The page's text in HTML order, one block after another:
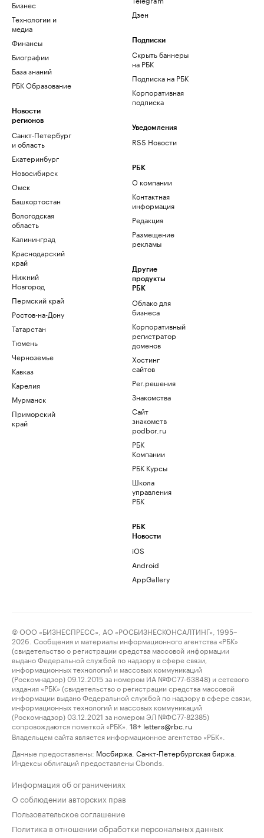
Бизнес
Технологии и
медиа
Финансы
Биографии
База знаний
РБК Образование
Новости
регионов
Санкт-Петербург
и область
Екатеринбург
Новосибирск
Омск
Башкортостан
Вологодская
область
Калининград
Краснодарский
край
Нижний
Новгород
Пермский край
Ростов-на-Дону
Татарстан
Тюмень
Черноземье
Кавказ
Карелия
Мурманск
Приморский
край
Дзен
Подписки
Скрыть баннеры
на РБК
Подписка на РБК
Корпоративная
подписка
Уведомления
RSS Новости
РБК
О компании
Контактная
информация
Редакция
Размещение
рекламы
Другие
продукты
РБК
Облако для
бизнеса
Корпоративный
регистратор
доменов
Хостинг
сайтов
Рег.решения
Знакомства
Сайт
знакомств
podbor.ru
РБК
Компании
РБК Курсы
Школа
управления
РБК
РБК
Новости
iOS
Android
AppGallery
© ООО «БИЗНЕСПРЕСС», АО «РОСБИЗНЕСКОНСАЛТИНГ», 1995–
2026. Сообщения и материалы информационного агентства «РБК»
(свидетельство о регистрации средства массовой информации
выдано Федеральной службой по надзору в сфере связи,
информационных технологий и массовых коммуникаций
(Роскомнадзор) 09.12.2015 за номером ИА №ФС77-63848) и сетевого
издания «РБК» (свидетельство о регистрации средства массовой
информации выдано Федеральной службой по надзору в сфере связи,
информационных технологий и массовых коммуникаций
(Роскомнадзор) 03.12.2021 за номером ЭЛ №ФС77-82385)
сопровождаются пометкой «РБК».
18+ letters@rbc.ru
Владельцем сайта является информационное агентство «РБК».
Данные предоставлены: Мосбиржа Санкт-Петербургская биржа
Индексы облигаций предоставлены Cbonds.
Информация об ограничениях
О соблюдении авторских прав
Пользовательское соглашение
Политика в отношении обработки персональных данных